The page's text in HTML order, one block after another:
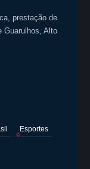
prestação de
Guarulhos, Alto
Esportes